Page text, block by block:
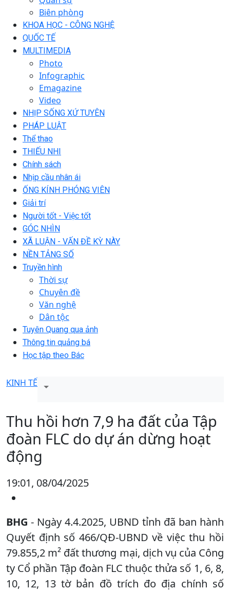
Biên phòng
KHOA HỌC - CÔNG NGHỆ
QUỐC TẾ
MULTIMEDIA
Photo
Infographic
Emagazine
Video
NHỊP SỐNG XỨ TUYÊN
PHÁP LUẬT
Thể thao
THIẾU NHI
Chính sách
Nhịp cầu nhân ái
ỐNG KÍNH PHÓNG VIÊN
Giải trí
Người tốt - Việc tốt
GÓC NHÌN
XÃ LUẬN - VẤN ĐỀ KỲ NÀY
NỀN TẢNG SỐ
Truyền hình
Thời sự
Chuyên đề
Văn nghệ
Dân tộc
Tuyên Quang qua ảnh
Thông tin quảng bá
Học tập theo Bác
KINH TẾ
Thu hồi hơn 7,9 ha đất của Tập
đoàn FLC do dự án dừng hoạt
động
19:01, 08/04/2025
BHG - Ngày 4.4.2025, UBND tỉnh đã ban hành
Quyết định số 466/QĐ-UBND về việc thu hồi
79.855,2 m² đất thương mại, dịch vụ của Công
ty Cổ phần Tập đoàn FLC thuộc thửa số 1, 6, 8,
10, 12, 13 tờ bản đồ trích đo địa chính số